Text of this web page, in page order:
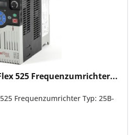
525 Frequenzumrichter...
Frequenzumrichter Typ: 25B-